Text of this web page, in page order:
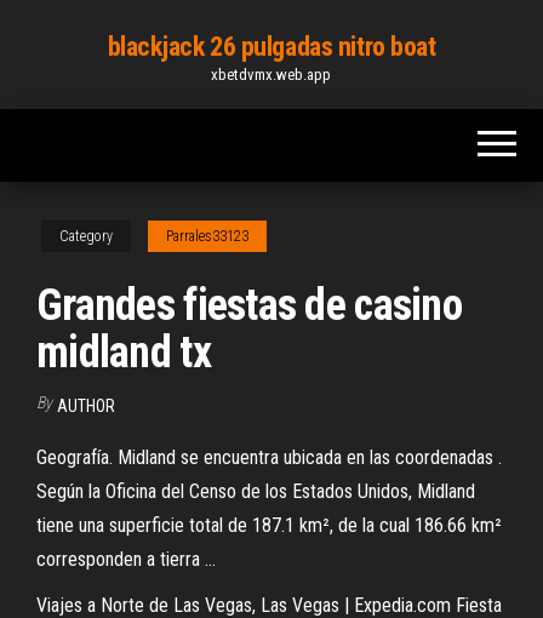
content
blackjack 26 pulgadas nitro boat
xbetdvmx.web.app
Category Parrales33123
Grandes fiestas de casino
midland tx
By AUTHOR
Geografía. Midland se encuentra ubicada en las coordenadas .
Según la Oficina del Censo de los Estados Unidos, Midland
tiene una superficie total de 187.1 km², de la cual 186.66 km²
corresponden a tierra …
Viajes a Norte de Las Vegas, Las Vegas | Expedia.com Fiesta